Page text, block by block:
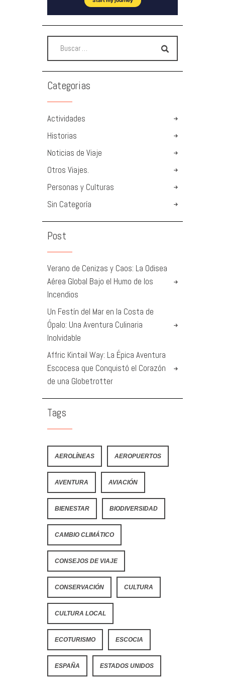
Categorias
Actividades
Historias
Noticias de Viaje
Otros Viajes.
Personas y Culturas
Sin Categoría
Post
Verano de Cenizas y Caos: La Odisea
Aérea Global Bajo el Humo de los
Incendios
Un Festín del Mar en la Costa de
Ópalo: Una Aventura Culinaria
Inolvidable
Affric Kintail Way: La Épica Aventura
Escocesa que Conquistó el Corazón
de una Globetrotter
Tags
AEROLÍNEAS AEROPUERTOS
AVENTURA AVIACIÓN
BIENESTAR BIODIVERSIDAD
CAMBIO CLIMÁTICO
CONSEJOS DE VIAJE
CONSERVACIÓN CULTURA
CULTURA LOCAL
ECOTURISMO ESCOCIA
ESPAÑA ESTADOS UNIDOS